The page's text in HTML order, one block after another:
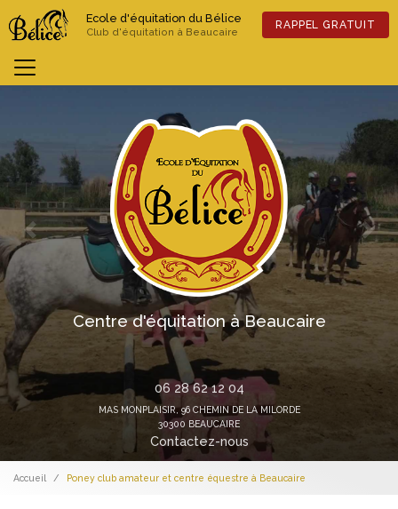
au
principal
Ecole d'équitation du Bélice
Club d'équitation à Beaucaire
RAPPEL GRATUIT
Centre d'équitation à Beaucaire
06 28 62 12 04
MAS MONPLAISIR,96 CHEMIN DE LA MILORDE
30300 BEAUCAIRE
Contactez-nous
Previous Next
Accueil Poney club amateur et centre équestre à Beaucaire